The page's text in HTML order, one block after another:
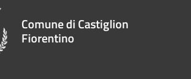
Comune di Castiglion
Fiorentino